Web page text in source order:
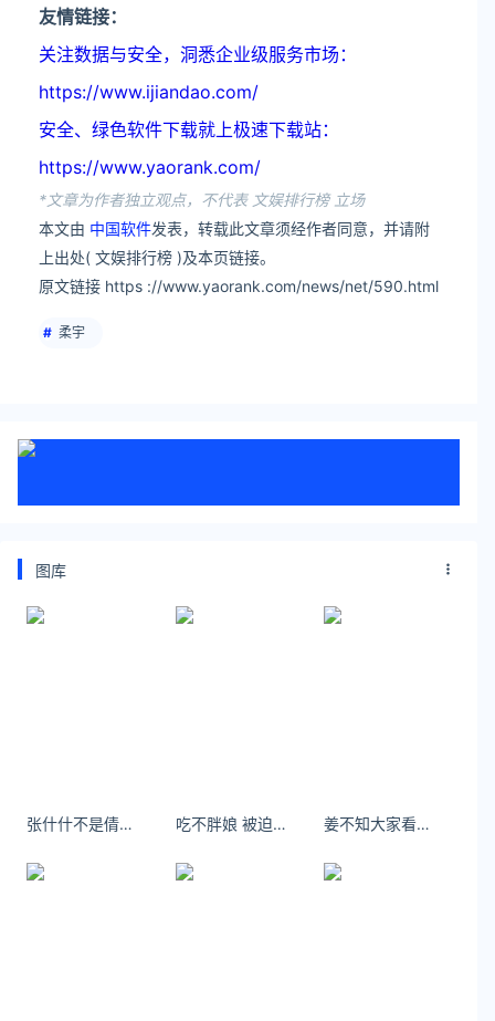
友情链接：
关注数据与安全，洞悉企业级服务市场：
https://www.ijiandao.com/
安全、绿色软件下载就上极速下载站：
https://www.yaorank.com/
*文章为作者独立观点，不代表 文娱排行榜 立场
本文由 中国软件发表，转载此文章须经作者同意，并请附
上出处( 文娱排行榜 )及本页链接。
原文链接 https ://www.yaorank.com/news/net/590.html
柔宇
图库
张什什不是倩妮：非礼勿视[摊手] ​​​​ 吃不胖娘 被迫营业的一天 姜不知大家看我素颜照就知道啦